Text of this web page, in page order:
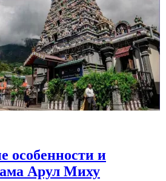
особенности и
Арул Миху